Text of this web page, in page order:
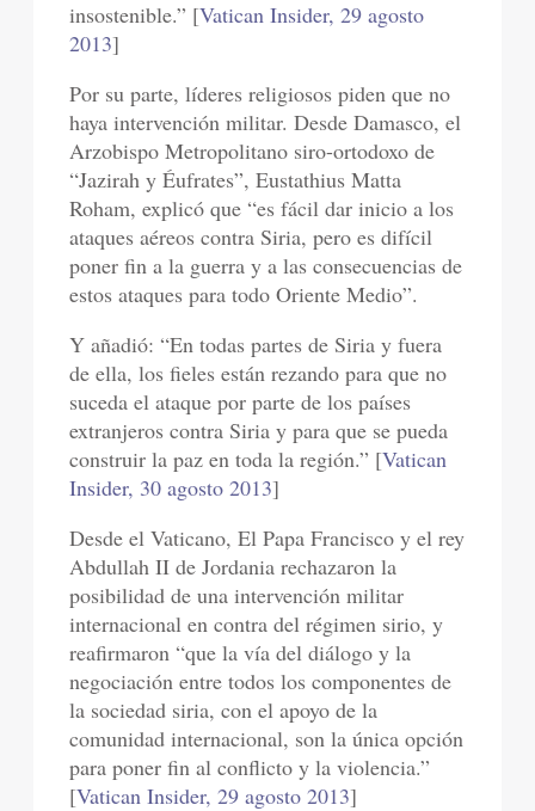
insostenible.” [Vatican Insider, 29 agosto
2013]
Por su parte, líderes religiosos piden que no
haya intervención militar. Desde Damasco, el
Arzobispo Metropolitano siro-ortodoxo de
“Jazirah y Éufrates”, Eustathius Matta
Roham, explicó que “es fácil dar inicio a los
ataques aéreos contra Siria, pero es difícil
poner fin a la guerra y a las consecuencias de
estos ataques para todo Oriente Medio”.
Y añadió: “En todas partes de Siria y fuera
de ella, los fieles están rezando para que no
suceda el ataque por parte de los países
extranjeros contra Siria y para que se pueda
construir la paz en toda la región.” [Vatican
Insider, 30 agosto 2013]
Desde el Vaticano, El Papa Francisco y el rey
Abdullah II de Jordania rechazaron la
posibilidad de una intervención militar
internacional en contra del régimen sirio, y
reafirmaron “que la vía del diálogo y la
negociación entre todos los componentes de
la sociedad siria, con el apoyo de la
comunidad internacional, son la única opción
para poner fin al conflicto y la violencia.”
[Vatican Insider, 29 agosto 2013]